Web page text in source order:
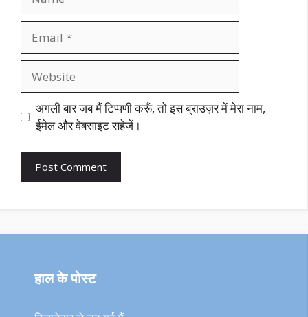
अगली बार जब मैं टिप्पणी करूँ, तो इस ब्राउज़र में मेरा नाम,
ईमेल और वेबसाइट सहेजें।
हाल के पोस्ट